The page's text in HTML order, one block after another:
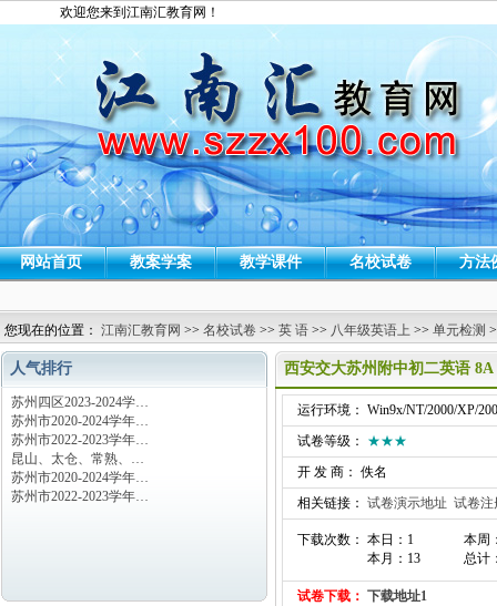
欢迎您来到江南汇教育网！
网站首页 教案学案 教学课件 名校试卷 方法
您现在的位置： 江南汇教育网 >> 名校试卷 >> 英 语 >> 八年级英语上 >> 单元检测
人气排行
苏州四区2023-2024学…
苏州市2020-2024学年…
苏州市2022-2023学年…
昆山、太仓、常熟、…
苏州市2020-2024学年…
苏州市2022-2023学年…
西安交大苏州附中初二英语
运行环境： Win9x/NT/2000/XP/
试卷等级： ★★★
开 发 商： 佚名
相关链接： 试卷演示地址 试卷注
下载次数： 本日：1
本月：13
本周
总计
试卷下载： 下载地址1